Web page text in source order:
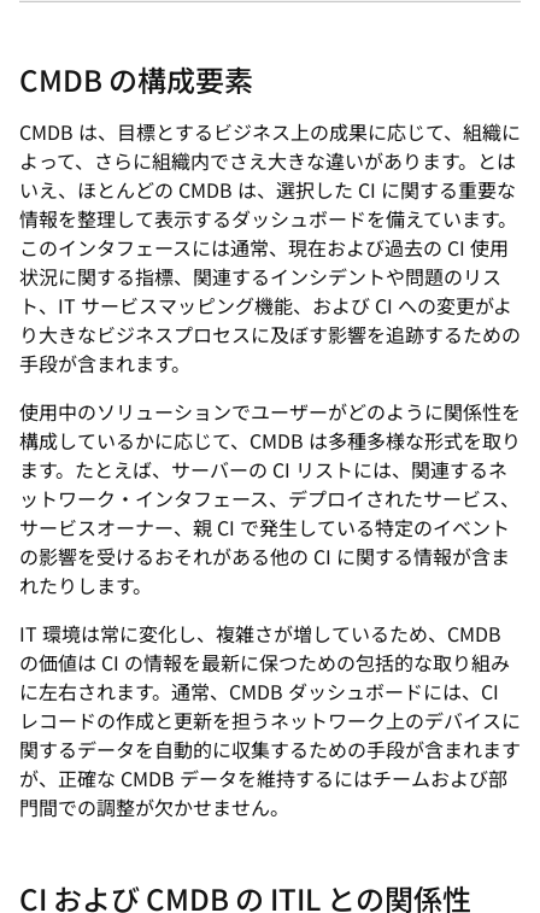
CMDB の構成要素
CMDB は、目標とするビジネス上の成果に応じて、組織に
よって、さらに組織内でさえ大きな違いがあります。とは
いえ、ほとんどの CMDB は、選択した CI に関する重要な
情報を整理して表示するダッシュボードを備えています。
このインタフェースには通常、現在および過去の CI 使用
状況に関する指標、関連するインシデントや問題のリス
ト、IT サービスマッピング機能、および CI への変更がよ
り大きなビジネスプロセスに及ぼす影響を追跡するための
手段が含まれます。
使用中のソリューションでユーザーがどのように関係性を
構成しているかに応じて、CMDB は多種多様な形式を取り
ます。たとえば、サーバーの CI リストには、関連するネ
ットワーク・インタフェース、デプロイされたサービス、
サービスオーナー、親 CI で発生している特定のイベント
の影響を受けるおそれがある他の CI に関する情報が含ま
れたりします。
IT 環境は常に変化し、複雑さが増しているため、CMDB
の価値は CI の情報を最新に保つための包括的な取り組み
に左右されます。通常、CMDB ダッシュボードには、CI
レコードの作成と更新を担うネットワーク上のデバイスに
関するデータを自動的に収集するための手段が含まれます
が、正確な CMDB データを維持するにはチームおよび部
門間での調整が欠かせません。
CI および CMDB の ITIL との関係性